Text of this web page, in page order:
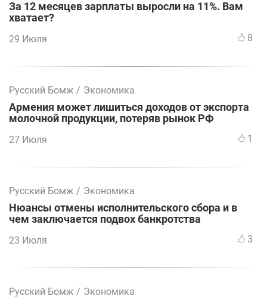
За 12 месяцев зарплаты выросли на 11%. Вам
хватает?
29 Июля 8
Русский Бомж / Экономика
Армения может лишиться доходов от экспорта
молочной продукции, потеряв рынок РФ
27 Июля 1
Русский Бомж / Экономика
Нюансы отмены исполнительского сбора и в
чем заключается подвох банкротства
23 Июля 3
Русский Бомж / Экономика